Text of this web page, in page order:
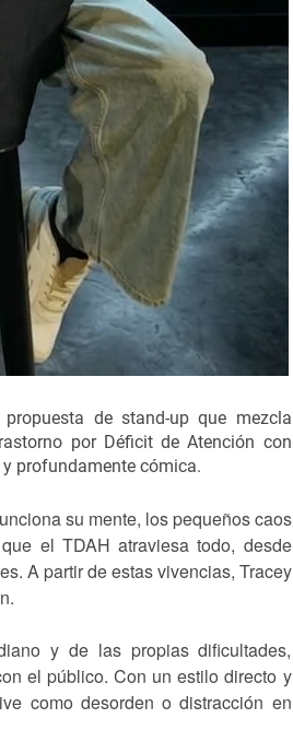
de stand-up que mezcla
por Déficit de Atención con
profundamente cómica.
su mente, los pequeños caos
el TDAH atraviesa todo, desde
A partir de estas vivencias, Tracey
y de las propias dificultades,
el público. Con un estilo directo y
como desorden o distracción en